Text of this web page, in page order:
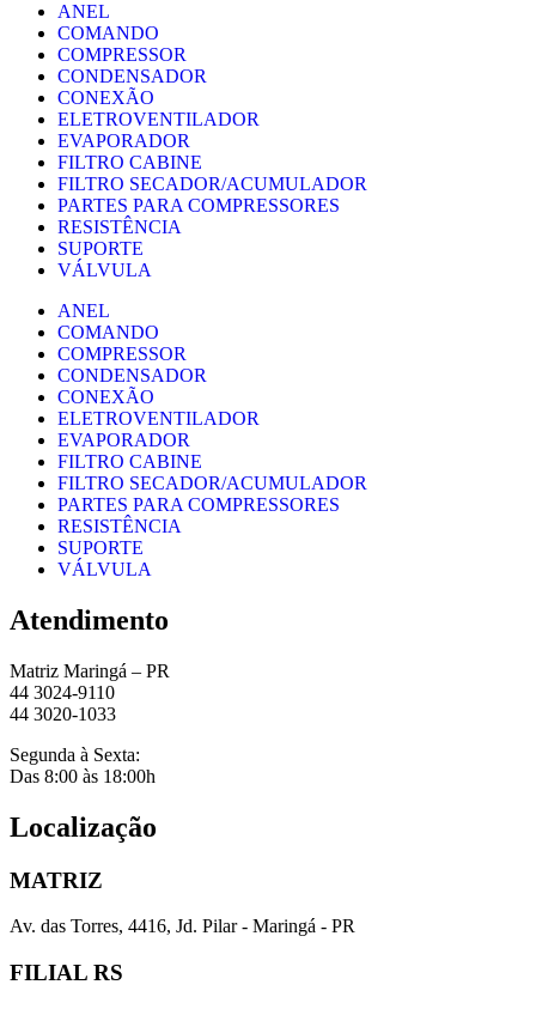
ANEL
COMANDO
COMPRESSOR
CONDENSADOR
CONEXÃO
ELETROVENTILADOR
EVAPORADOR
FILTRO CABINE
FILTRO SECADOR/ACUMULADOR
PARTES PARA COMPRESSORES
RESISTÊNCIA
SUPORTE
VÁLVULA
ANEL
COMANDO
COMPRESSOR
CONDENSADOR
CONEXÃO
ELETROVENTILADOR
EVAPORADOR
FILTRO CABINE
FILTRO SECADOR/ACUMULADOR
PARTES PARA COMPRESSORES
RESISTÊNCIA
SUPORTE
VÁLVULA
Atendimento
Matriz Maringá – PR
44 3024-9110
44 3020-1033
Segunda à Sexta:
Das 8:00 às 18:00h
Localização
MATRIZ
Av. das Torres, 4416, Jd. Pilar - Maringá - PR
FILIAL RS